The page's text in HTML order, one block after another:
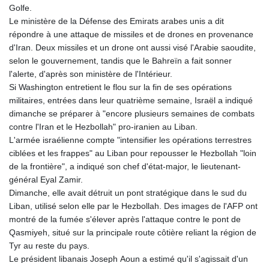
Golfe.
Le ministère de la Défense des Emirats arabes unis a dit
répondre à une attaque de missiles et de drones en provenance
d'Iran. Deux missiles et un drone ont aussi visé l'Arabie saoudite,
selon le gouvernement, tandis que le Bahreïn a fait sonner
l'alerte, d'après son ministère de l'Intérieur.
Si Washington entretient le flou sur la fin de ses opérations
militaires, entrées dans leur quatrième semaine, Israël a indiqué
dimanche se préparer à "encore plusieurs semaines de combats
contre l'Iran et le Hezbollah" pro-iranien au Liban.
L'armée israélienne compte "intensifier les opérations terrestres
ciblées et les frappes" au Liban pour repousser le Hezbollah "loin
de la frontière", a indiqué son chef d'état-major, le lieutenant-
général Eyal Zamir.
Dimanche, elle avait détruit un pont stratégique dans le sud du
Liban, utilisé selon elle par le Hezbollah. Des images de l'AFP ont
montré de la fumée s'élever après l'attaque contre le pont de
Qasmiyeh, situé sur la principale route côtière reliant la région de
Tyr au reste du pays.
Le président libanais Joseph Aoun a estimé qu'il s'agissait d'un